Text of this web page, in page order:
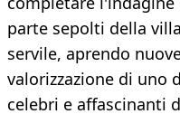
parte sepolti della
servile, aprendo
valorizzazione di uno
celebri e affascinanti